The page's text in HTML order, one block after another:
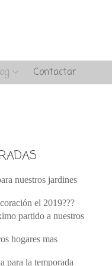
Contactar
nuestros jardines
el 2019???
partido a nuestros
hogares mas
para la temporada